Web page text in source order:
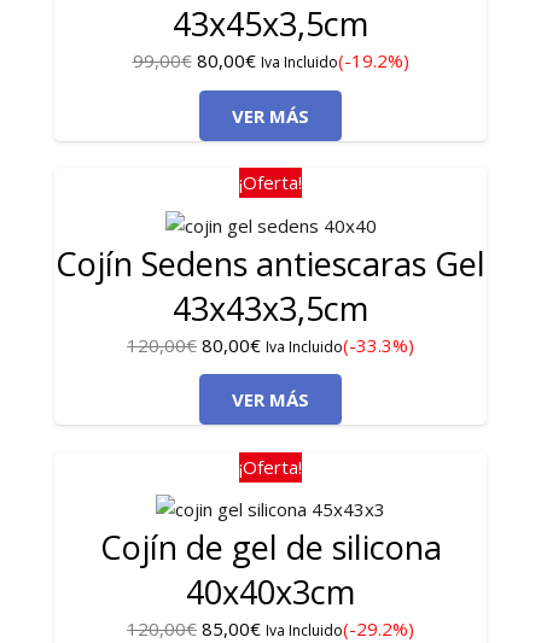
43x45x3,5cm
99,00€ El
precio
original
era:
99,00€.
80,00€El
precio
actual
es:
80,00€.
Iva Incluido(-19.2%)
VER MÁS
¡Oferta!
Cojín Sedens antiescaras Gel
43x43x3,5cm
120,00€ El
precio
original
era:
120,00€.
80,00€El
precio
actual
es:
80,00€.
Iva Incluido(-33.3%)
VER MÁS
¡Oferta!
Cojín de gel de silicona
40x40x3cm
120,00€ El
85,00€ElIva Incluido(-29.2%)